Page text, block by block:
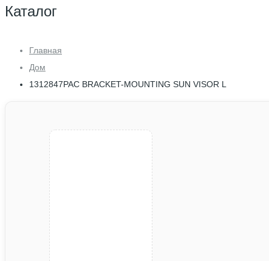
Каталог
Главная
Дом
1312847PAC BRACKET-MOUNTING SUN VISOR L